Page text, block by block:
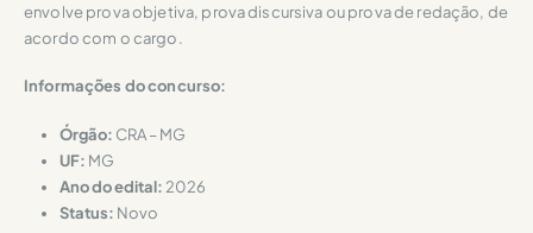
envolve prova objetiva, prova discursiva ou prova de redação, de
acordo com o cargo.
Informações do concurso:
Órgão: CRA – MG
UF: MG
Ano do edital: 2026
Status: Novo